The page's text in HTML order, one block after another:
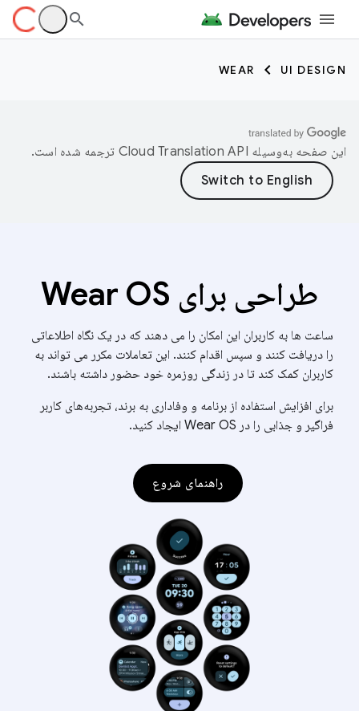
UI DESIGN
WEAR
این صفحه به‌وسیله ترجمه شده است.
طراحی برای Wear OS
ساعت ها به کاربران این امکان را می دهند که در یک نگاه اطلاعاتی
را دریافت کنند و سپس اقدام کنند. این تعاملات مکرر می تواند به
کاربران کمک کند تا در زندگی روزمره خود حضور داشته باشند.
برای افزایش استفاده از برنامه و وفاداری به برند، تجربه‌های کاربر
فراگیر و جذابی را در Wear OS ایجاد کنید.
راهنمای شروع